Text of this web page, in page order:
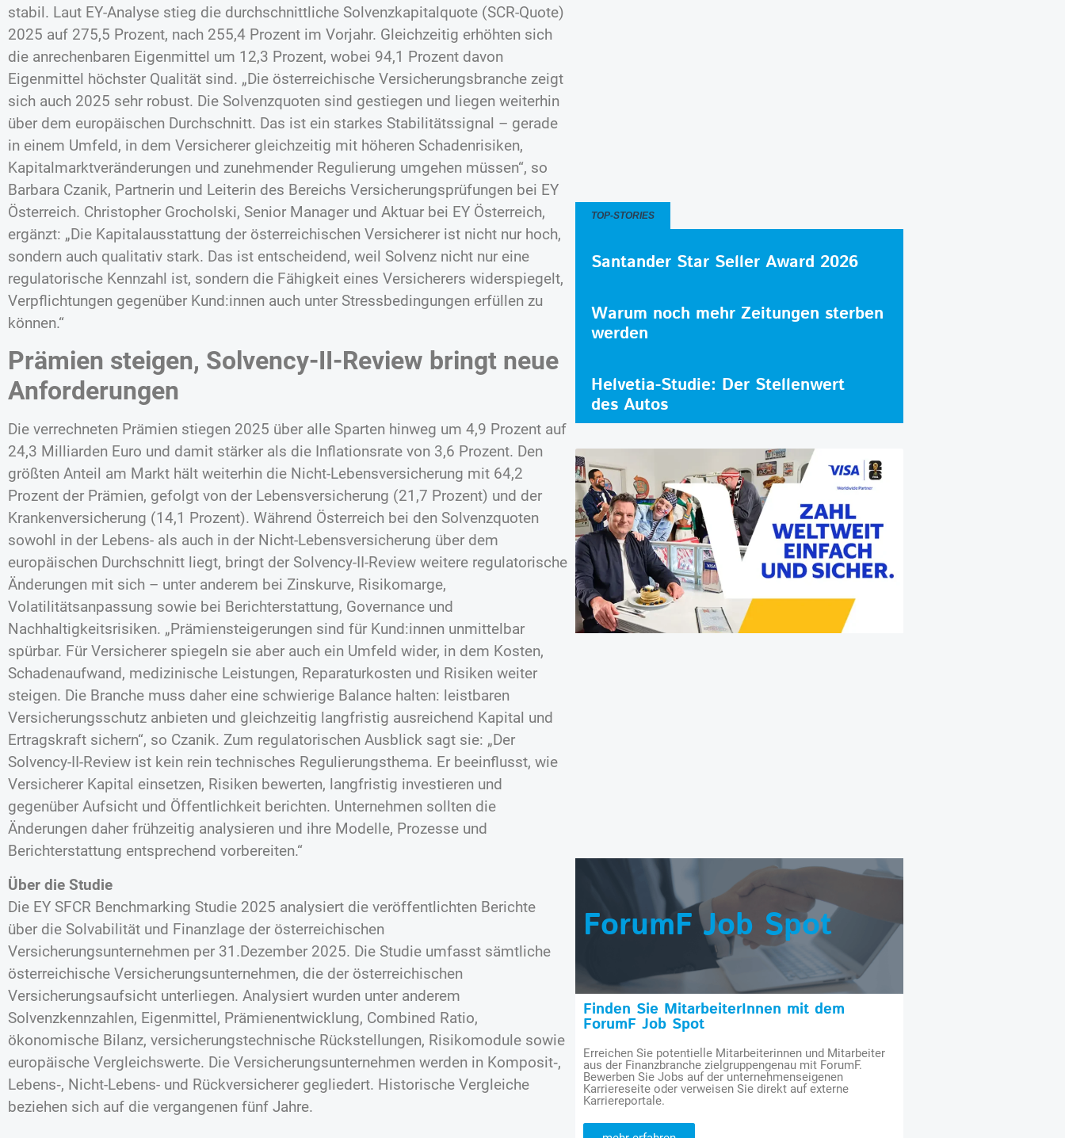
stabil. Laut EY-Analyse stieg die durchschnittliche Solvenzkapitalquote (SCR-Quote)
2025 auf 275,5 Prozent, nach 255,4 Prozent im Vorjahr. Gleichzeitig erhöhten sich
die anrechenbaren Eigenmittel um 12,3 Prozent, wobei 94,1 Prozent davon
Eigenmittel höchster Qualität sind. „Die österreichische Versicherungsbranche zeigt
sich auch 2025 sehr robust. Die Solvenzquoten sind gestiegen und liegen weiterhin
über dem europäischen Durchschnitt. Das ist ein starkes Stabilitätssignal – gerade
in einem Umfeld, in dem Versicherer gleichzeitig mit höheren Schadenrisiken,
Kapitalmarktveränderungen und zunehmender Regulierung umgehen müssen“, so
Barbara Czanik, Partnerin und Leiterin des Bereichs Versicherungsprüfungen bei EY
Österreich. Christopher Grocholski, Senior Manager und Aktuar bei EY Österreich,
ergänzt: „Die Kapitalausstattung der österreichischen Versicherer ist nicht nur hoch,
sondern auch qualitativ stark. Das ist entscheidend, weil Solvenz nicht nur eine
regulatorische Kennzahl ist, sondern die Fähigkeit eines Versicherers widerspiegelt,
Verpflichtungen gegenüber Kund:innen auch unter Stressbedingungen erfüllen zu
können.“
Prämien steigen, Solvency-II-Review bringt neue
Anforderungen
Die verrechneten Prämien stiegen 2025 über alle Sparten hinweg um 4,9 Prozent auf
24,3 Milliarden Euro und damit stärker als die Inflationsrate von 3,6 Prozent. Den
größten Anteil am Markt hält weiterhin die Nicht-Lebensversicherung mit 64,2
Prozent der Prämien, gefolgt von der Lebensversicherung (21,7 Prozent) und der
Krankenversicherung (14,1 Prozent). Während Österreich bei den Solvenzquoten
sowohl in der Lebens- als auch in der Nicht-Lebensversicherung über dem
europäischen Durchschnitt liegt, bringt der Solvency-II-Review weitere regulatorische
Änderungen mit sich – unter anderem bei Zinskurve, Risikomarge,
Volatilitätsanpassung sowie bei Berichterstattung, Governance und
Nachhaltigkeitsrisiken. „Prämiensteigerungen sind für Kund:innen unmittelbar
spürbar. Für Versicherer spiegeln sie aber auch ein Umfeld wider, in dem Kosten,
Schadenaufwand, medizinische Leistungen, Reparaturkosten und Risiken weiter
steigen. Die Branche muss daher eine schwierige Balance halten: leistbaren
Versicherungsschutz anbieten und gleichzeitig langfristig ausreichend Kapital und
Ertragskraft sichern“, so Czanik. Zum regulatorischen Ausblick sagt sie: „Der
Solvency-II-Review ist kein rein technisches Regulierungsthema. Er beeinflusst, wie
Versicherer Kapital einsetzen, Risiken bewerten, langfristig investieren und
gegenüber Aufsicht und Öffentlichkeit berichten. Unternehmen sollten die
Änderungen daher frühzeitig analysieren und ihre Modelle, Prozesse und
Berichterstattung entsprechend vorbereiten.“
Über die Studie
Die EY SFCR Benchmarking Studie 2025 analysiert die veröffentlichten Berichte
über die Solvabilität und Finanzlage der österreichischen
Versicherungsunternehmen per 31.Dezember 2025. Die Studie umfasst sämtliche
österreichische Versicherungsunternehmen, die der österreichischen
Versicherungsaufsicht unterliegen. Analysiert wurden unter anderem
Solvenzkennzahlen, Eigenmittel, Prämienentwicklung, Combined Ratio,
ökonomische Bilanz, versicherungstechnische Rückstellungen, Risikomodule sowie
europäische Vergleichswerte. Die Versicherungsunternehmen werden in Komposit‑,
Lebens‑, Nicht-Lebens- und Rückversicherer gegliedert. Historische Vergleiche
beziehen sich auf die vergangenen fünf Jahre.
TOP-STORIES
Santander Star Seller Award 2026
Warum noch mehr Zeitungen sterben
werden
Helvetia-Studie: Der Stellenwert
des Autos
ForumF Job Spot
Finden Sie MitarbeiterInnen mit dem
ForumF Job Spot
Erreichen Sie potentielle Mitarbeiterinnen und Mitarbeiter
aus der Finanzbranche zielgruppengenau mit ForumF.
Bewerben Sie Jobs auf der unternehmenseigenen
Karriereseite oder verweisen Sie direkt auf externe
Karriereportale.